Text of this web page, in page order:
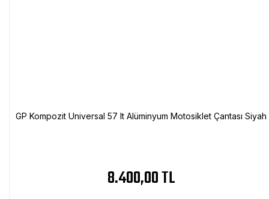
GP Kompozit Universal 57 lt Alüminyum Motosiklet Çantası Siyah
8.400,00 TL